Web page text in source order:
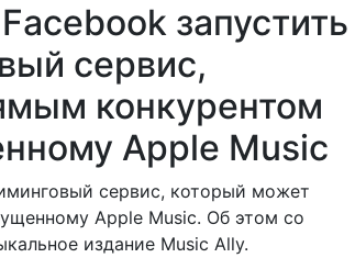
запустить
сервис,
конкурентом
Apple Music
сервис, который может
Apple Music. Об этом со
издание Music Ally.